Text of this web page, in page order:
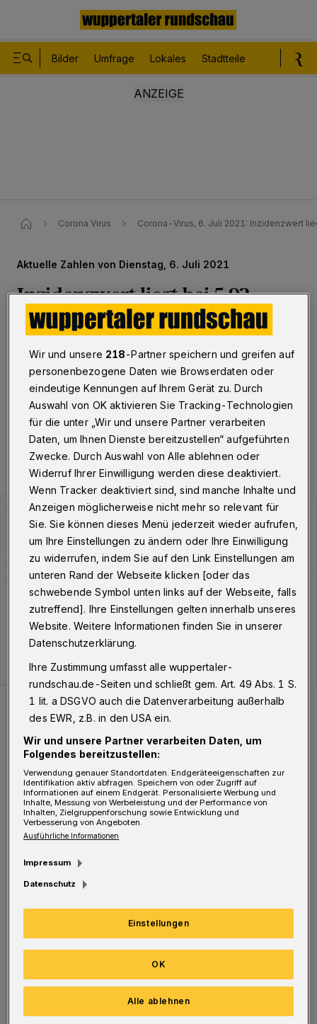
Bilder Umfrage Lokales Stadtteile
Corona Virus Corona-Virus, 6. Juli 2021: Inzidenzwert
Aktuelle Zahlen von Dienstag, 6. Juli 2021
Inzidenzwert liegt bei 5,92
Wuppertal·Am Dienstag (6. Juli 2021) meldet die
dem Corona-Virus infiziert sind. Der Inzidenzwert liegt
bei 5,92.
06.07.2021 , 09:35 Uhr
Der Verlauf der Corona-Fälle in Wuppertal.
Foto: WR
S eit Ausbruch der Pandemie liegt die
Gesamtzahl der infizierten Menschen in
aktuell infiziert sind die erwähnten 46
Personen. Genesen sind 19.673 Wuppertaler,
verstorben 487.
Aktuell befinden sich 276 Menschen in
Quarantäne. Von den 46 Infizierten befinden
z. B. während einer Isolierung im
Wir und unsere 218-Partner speichern und greifen auf
personenbezogene Daten wie Browserdaten oder
eindeutige Kennungen auf Ihrem Gerät zu. Durch
Auswahl von OK aktivieren Sie Tracking-Technologien
für die unter „Wir und unsere Partner verarbeiten
Daten, um Ihnen Dienste bereitzustellen“ aufgeführten
Zwecke. Durch Auswahl von Alle ablehnen oder
Widerruf Ihrer Einwilligung werden diese deaktiviert.
Wenn Tracker deaktiviert sind, sind manche Inhalte und
Anzeigen möglicherweise nicht mehr so relevant für
Sie. Sie können dieses Menü jederzeit wieder aufrufen,
um Ihre Einstellungen zu ändern oder Ihre Einwilligung
zu widerrufen, indem Sie auf den Link Einstellungen am
unteren Rand der Webseite klicken [oder das
schwebende Symbol unten links auf der Webseite, falls
zutreffend]. Ihre Einstellungen gelten innerhalb unseres
Website. Weitere Informationen finden Sie in unserer
Datenschutzerklärung.
Ihre Zustimmung umfasst alle wuppertaler-
rundschau.de-Seiten und schließt gem. Art. 49 Abs. 1 S.
1 lit. a DSGVO auch die Datenverarbeitung außerhalb
des EWR, z.B. in den USA ein.
Wir und unsere Partner verarbeiten Daten, um
Folgendes bereitzustellen:
Verwendung genauer Standortdaten. Endgeräteeigenschaften zur
Identifikation aktiv abfragen. Speichern von oder Zugriff auf
Informationen auf einem Endgerät. Personalisierte Werbung und
Inhalte, Messung von Werbeleistung und der Performance von
Inhalten, Zielgruppenforschung sowie Entwicklung und
Verbesserung von Angeboten.
Ausführliche Informationen
Impressum
Datenschutz
Einstellungen
Alle ablehnen
OK